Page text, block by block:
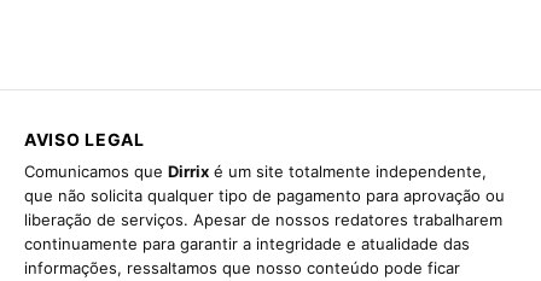
AVISO LEGAL
Comunicamos que Dirrix é um site totalmente independente,
que não solicita qualquer tipo de pagamento para aprovação ou
liberação de serviços. Apesar de nossos redatores trabalharem
continuamente para garantir a integridade e atualidade das
informações, ressaltamos que nosso conteúdo pode ficar